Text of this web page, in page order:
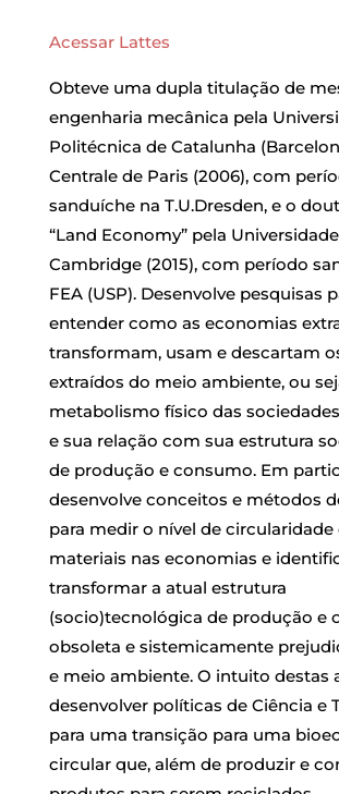
Acessar Lattes
Obteve uma dupla titulação de
engenharia mecânica pela
Politécnica de Catalunha
Centrale de Paris (2006), com
sanduíche na T.U.Dresden, e o
“Land Economy” pela
Cambridge (2015), com período
FEA (USP). Desenvolve pesquisas
entender como as economias
transformam, usam e descartam
extraídos do meio ambiente, ou
metabolismo físico das
e sua relação com sua estrutura
de produção e consumo. Em
desenvolve conceitos e métodos
para medir o nível de circularidade
materiais nas economias e
transformar a atual estrutura
(socio)tecnológica de produção e
obsoleta e sistemicamente
e meio ambiente. O intuito destas
desenvolver políticas de Ciência e
para uma transição para uma
circular que, além de produzir e